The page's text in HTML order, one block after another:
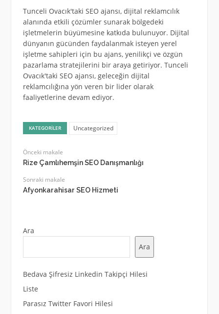
Tunceli Ovacık'taki SEO ajansı, dijital reklamcılık
alanında etkili çözümler sunarak bölgedeki
işletmelerin büyümesine katkıda bulunuyor. Dijital
dünyanın gücünden faydalanmak isteyen yerel
işletme sahipleri için bu ajans, yenilikçi ve özgün
pazarlama stratejilerini bir araya getiriyor. Tunceli
Ovacık'taki SEO ajansı, geleceğin dijital
reklamcılığına yön veren bir lider olarak
faaliyetlerine devam ediyor.
KATEGORILER Uncategorized
Önceki makale
Rize Çamlıhemşin SEO Danışmanlığı
Sonraki makale
Afyonkarahisar SEO Hizmeti
Ara
Ara
Bedava Şifresiz Linkedin Takipçi Hilesi
Liste
Parasız Twitter Favori Hilesi